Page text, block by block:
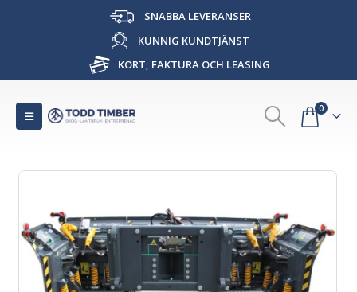
SNABBA LEVERANSER
KUNNIG KUNDTJÄNST
KORT, FAKTURA OCH LEASING
0